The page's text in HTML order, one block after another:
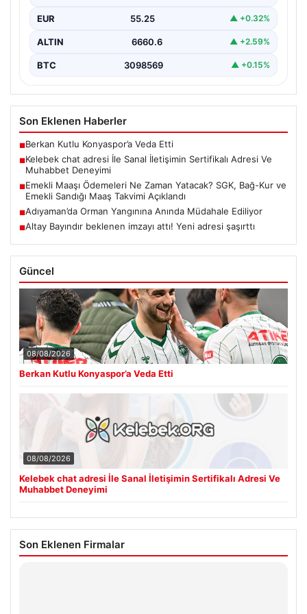
Günümüzde çeşitli…
EUR 55.25 ▲ +0.32%
ALTIN 6660.6 ▲ +2.59%
BTC 3098569 ▲ +0.15%
Son Eklenen Haberler
■Berkan Kutlu Konyaspor’a Veda Etti
■Kelebek chat adresi İle Sanal İletişimin Sertifikalı Adresi Ve
Muhabbet Deneyimi
■Emekli Maaşı Ödemeleri Ne Zaman Yatacak? SGK, Bağ-Kur ve
Emekli Sandığı Maaş Takvimi Açıklandı
■Adıyaman’da Orman Yangınına Anında Müdahale Ediliyor
■Altay Bayındır beklenen imzayı attı! Yeni adresi şaşırttı
Güncel
08/08/2026
Berkan Kutlu Konyaspor’a Veda Etti
08/08/2026
Kelebek chat adresi İle Sanal İletişimin Sertifikalı Adresi Ve
Muhabbet Deneyimi
Son Eklenen Firmalar